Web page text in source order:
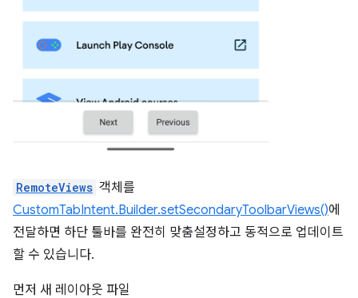
RemoteViews 객체를
CustomTabIntent.Builder.setSecondaryToolbarViews()에
전달하면 하단 툴바를 완전히 맞춤설정하고 동적으로 업데이트
할 수 있습니다.
먼저 새 레이아웃 파일